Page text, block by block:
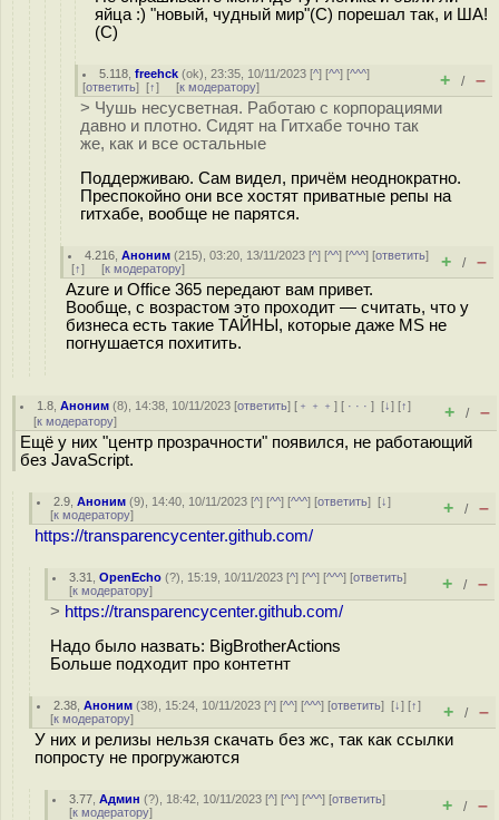
яйца :) "новый, чудный мир"(С) порешал так, и ША!
(С)
5.118 ,freehck (ok), 23:35, 10/11/2023 [^] [^^] [^^^]
[ответить] [↑] [к модератору] + / –
> Чушь несусветная. Работаю с корпорациями
давно и плотно. Сидят на Гитхабе точно так
же, как и все остальные
Поддерживаю. Сам видел, причём неоднократно.
Преспокойно они все хостят приватные репы на
гитхабе, вообще не парятся.
4.216 ,Аноним (215), 03:20, 13/11/2023 [^] [^^] [^^^] [ответить]
[↑] [к модератору] + / –
Azure и Office 365 передают вам привет.
Вообще, с возрастом это проходит — считать, что у
бизнеса есть такие ТАЙНЫ, которые даже MS не
погнушается похитить.
1.8 ,Аноним (8), 14:38, 10/11/2023 [ответить] [ ﹢﹢﹢] [ · · ·][↓] [↑]
[к модератору] + / –
Ещё у них "центр прозрачности" появился, не работающий
без JavaScript.
2.9 ,Аноним (9), 14:40, 10/11/2023 [^] [^^] [^^^] [ответить][↓]
[к модератору] + / –
https://transparencycenter.github.com/
3.31 ,OpenEcho (?), 15:19, 10/11/2023 [^] [^^] [^^^] [ответить]
[к модератору] + / –
> https://transparencycenter.github.com/
Надо было назвать: BigBrotherActions
Больше подходит про контетнт
2.38 ,Аноним (38), 15:24, 10/11/2023 [^] [^^] [^^^] [ответить][↓] [↑]
[к модератору] + / –
У них и релизы нельзя скачать без жс, так как ссылки
попросту не прогружаются
3.77 ,Админ (?), 18:42, 10/11/2023 [^] [^^] [^^^] [ответить]
[к модератору] + / –